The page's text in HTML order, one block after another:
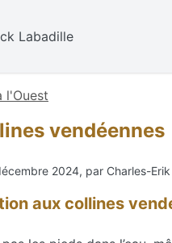
Labadille
l'Ouest
vendéennes
2024, par Charles-
aux collines